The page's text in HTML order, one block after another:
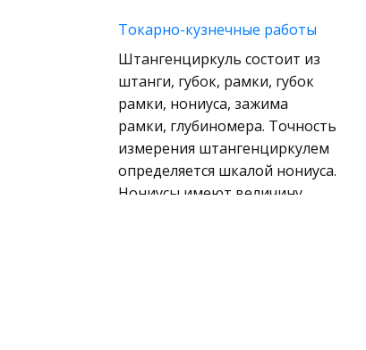
России
Радиоэлектроника
Право
Физкультура и Спорт
История отечественного
государства и права
Токарно-кузнечные работы
Штангенциркуль состоит из
штанги, губок, рамки, губок
рамки, нониуса, зажима
рамки, глубиномера. Точность
измерения штангенциркулем
определяется шкалой нониуса.
Нониусы имеют величину